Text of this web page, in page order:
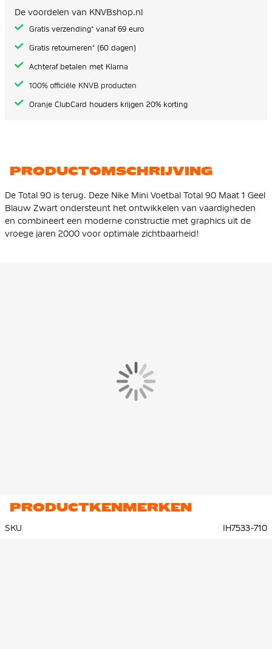
afbeeldingen-
gallerij
De voordelen van KNVBshop.nl
Gratis verzending* vanaf 69 euro
Gratis retourneren* (60 dagen)
Achteraf betalen met Klarna
100% officiële KNVB producten
Oranje ClubCard houders krijgen 20% korting
PRODUCTOMSCHRIJVING
De Total 90 is terug. Deze Nike Mini Voetbal Total 90 Maat 1 Geel
Blauw Zwart ondersteunt het ontwikkelen van vaardigheden
en combineert een moderne constructie met graphics uit de
vroege jaren 2000 voor optimale zichtbaarheid!
PRODUCTKENMERKEN
SKU IH7533-710